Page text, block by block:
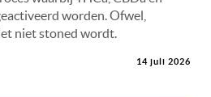
worden. Ofwel,
niet stoned wordt.
14 juli 2026